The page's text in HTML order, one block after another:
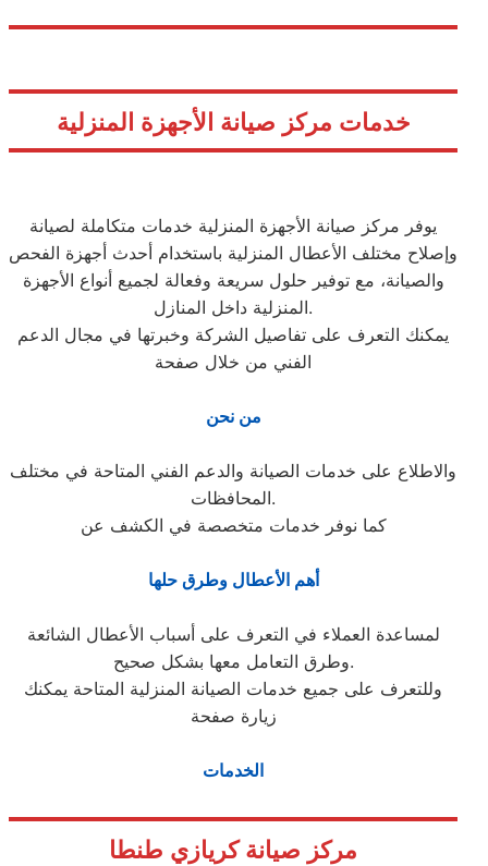
خدمات مركز صيانة الأجهزة المنزلية
يوفر مركز صيانة الأجهزة المنزلية خدمات متكاملة لصيانة
وإصلاح مختلف الأعطال المنزلية باستخدام أحدث أجهزة الفحص
والصيانة، مع توفير حلول سريعة وفعالة لجميع أنواع الأجهزة
المنزلية داخل المنازل.
يمكنك التعرف على تفاصيل الشركة وخبرتها في مجال الدعم
الفني من خلال صفحة
من نحن
والاطلاع على خدمات الصيانة والدعم الفني المتاحة في مختلف
المحافظات.
كما نوفر خدمات متخصصة في الكشف عن
أهم الأعطال وطرق حلها
لمساعدة العملاء في التعرف على أسباب الأعطال الشائعة
وطرق التعامل معها بشكل صحيح.
وللتعرف على جميع خدمات الصيانة المنزلية المتاحة يمكنك
زيارة صفحة
الخدمات
مركز صيانة كريازي طنطا